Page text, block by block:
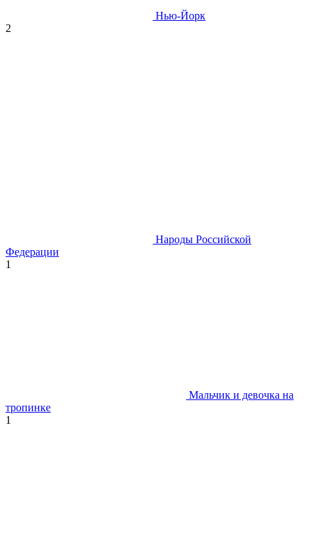
Нью-Йорк
2
Народы Российской
Федерации
1
Мальчик и девочка на
тропинке
1